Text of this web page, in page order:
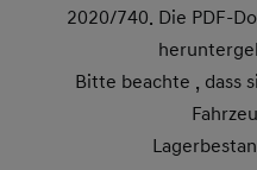
2020/740. Die PDF-
Bitte beachte , dass